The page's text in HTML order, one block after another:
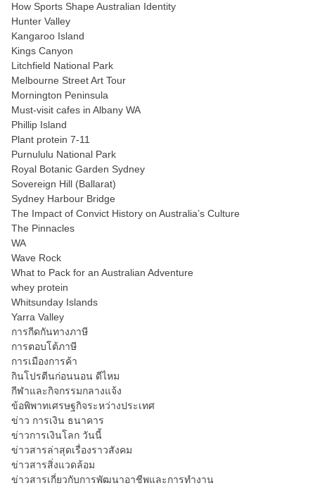
How Sports Shape Australian Identity
Hunter Valley
Kangaroo Island
Kings Canyon
Litchfield National Park
Melbourne Street Art Tour
Mornington Peninsula
Must-visit cafes in Albany WA
Phillip Island
Plant protein 7-11
Purnululu National Park
Royal Botanic Garden Sydney
Sovereign Hill (Ballarat)
Sydney Harbour Bridge
The Impact of Convict History on Australia’s Culture
The Pinnacles
WA
Wave Rock
What to Pack for an Australian Adventure
whey protein
Whitsunday Islands
Yarra Valley
การกีดกันทางภาษี
การตอบโต้ภาษี
การเมืองการค้า
กินโปรตีนก่อนนอน ดีไหม
กีฬาและกิจกรรมกลางแจ้ง
ข้อพิพาทเศรษฐกิจระหว่างประเทศ
ข่าว การเงิน ธนาคาร
ข่าวการเงินโลก วันนี้
ข่าวสารล่าสุดเรื่องราวสังคม
ข่าวสารสิ่งแวดล้อม
ข่าวสารเกี่ยวกับการพัฒนาอาชีพและการทำงาน